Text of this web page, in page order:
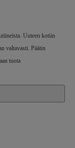
Uuteen kotiin
valtavasti. Päätin
tuota